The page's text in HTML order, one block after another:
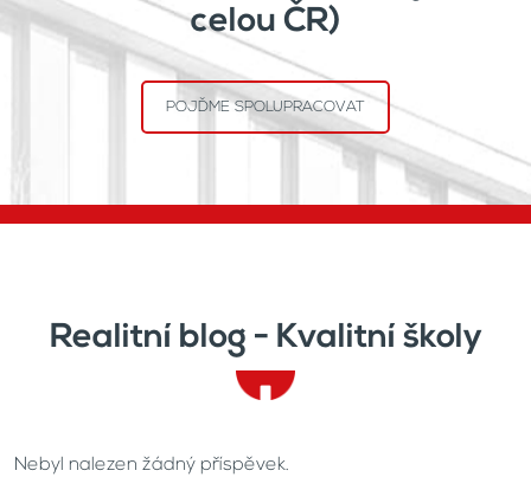
celou ČR)
POJĎME SPOLUPRACOVAT
Realitní blog - Kvalitní školy
Nebyl nalezen žádný příspěvek.